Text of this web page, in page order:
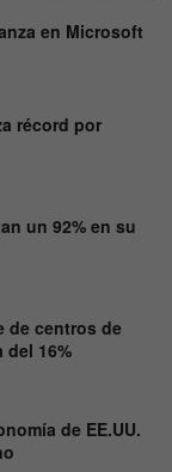
en Microsoft
récord por
un 92% en su
de centros de
del 16%
de EE.UU.